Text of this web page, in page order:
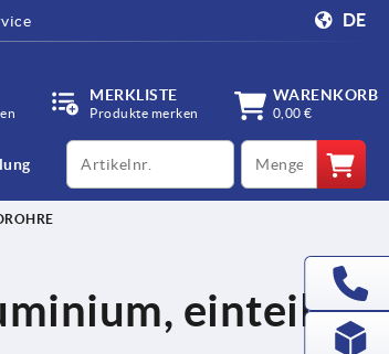
DE
MERKLISTE
Produkte merken
WARENKORB
0,00 €
productCode qty
einteilig